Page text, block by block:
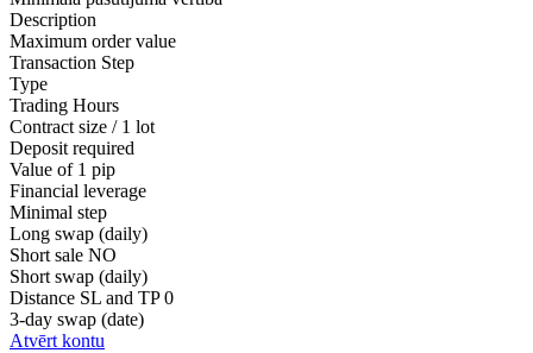
Description
Maximum order value
Transaction Step
Type
Trading Hours
Contract size / 1 lot
Deposit required
Value of 1 pip
Financial leverage
Minimal step
Long swap (daily)
Short sale NO
Short swap (daily)
Distance SL and TP 0
3-day swap (date)
Atvērt kontu